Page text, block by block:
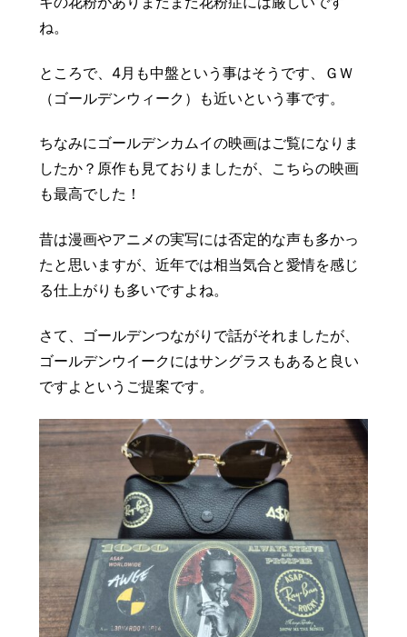
ね。
ところで、4月も中盤という事はそうです、ＧＷ
（ゴールデンウィーク）も近いという事です。
ちなみにゴールデンカムイの映画はご覧になりま
したか？原作も見ておりましたが、こちらの映画
も最高でした！
昔は漫画やアニメの実写には否定的な声も多かっ
たと思いますが、近年では相当気合と愛情を感じ
る仕上がりも多いですよね。
さて、ゴールデンつながりで話がそれましたが、
ゴールデンウイークにはサングラスもあると良い
ですよというご提案です。